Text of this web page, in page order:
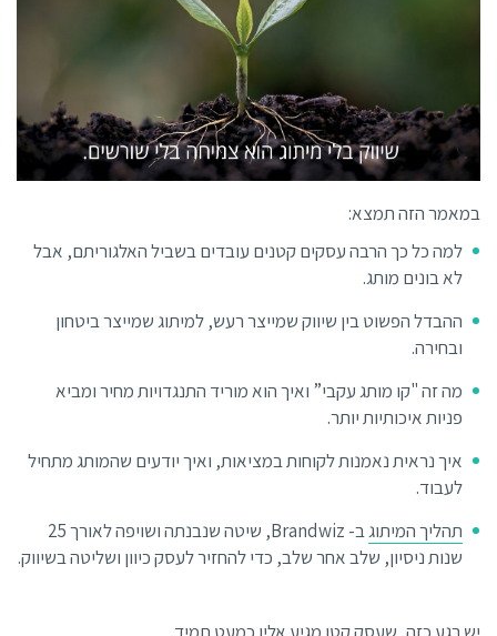
במאמר הזה תמצא:
למה כל כך הרבה עסקים קטנים עובדים בשביל האלגוריתם, אבל
לא בונים מותג.
ההבדל הפשוט בין שיווק שמייצר רעש, למיתוג שמייצר ביטחון
ובחירה.
מה זה "קו מותג עקבי” ואיך הוא מוריד התנגדויות מחיר ומביא
פניות איכותיות יותר.
איך נראית נאמנות לקוחות במציאות, ואיך יודעים שהמותג מתחיל
לעבוד.
תהליך המיתוג
ב- Brandwiz, שיטה שנבנתה ושויפה לאורך 25
שנות ניסיון, שלב אחר שלב, כדי להחזיר לעסק כיוון ושליטה בשיווק.